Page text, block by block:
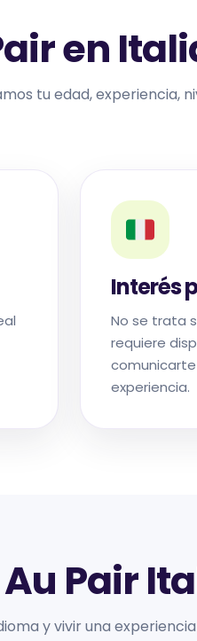
en
tu edad, experiencia,
Interés
No se trata
requiere
experiencia.
Pair
y vivir una